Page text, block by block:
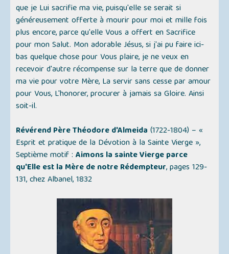
que je Lui sacrifie ma vie, puisqu'elle se serait si
généreusement offerte à mourir pour moi et mille fois
plus encore, parce qu'elle Vous a offert en Sacrifice
pour mon Salut. Mon adorable Jésus, si j'ai pu faire ici-
bas quelque chose pour Vous plaire, je ne veux en
recevoir d'autre récompense sur la terre que de donner
ma vie pour votre Mère, La servir sans cesse par amour
pour Vous, L'honorer, procurer à jamais sa Gloire. Ainsi
soit-il.
Révérend Père Théodore d'Almeida (1722-1804) –«
Esprit et pratique de la Dévotion à la Sainte Vierge »,
Septième motif :Aimons la sainte Vierge parce
qu'Elle est la Mère de notre Rédempteur, pages 129-
131, chez Albanel, 1832